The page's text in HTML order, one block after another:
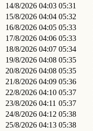
14/8/2026 04:03 05:31
15/8/2026 04:04 05:32
16/8/2026 04:05 05:33
17/8/2026 04:06 05:33
18/8/2026 04:07 05:34
19/8/2026 04:08 05:35
20/8/2026 04:08 05:35
21/8/2026 04:09 05:36
22/8/2026 04:10 05:37
23/8/2026 04:11 05:37
24/8/2026 04:12 05:38
25/8/2026 04:13 05:38